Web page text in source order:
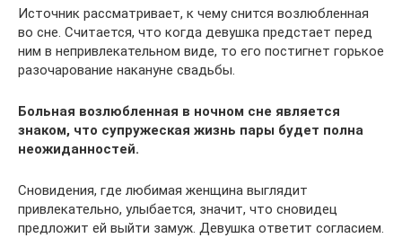
Источник рассматривает, к чему снится возлюбленная
во сне. Считается, что когда девушка предстает перед
ним в непривлекательном виде, то его постигнет горькое
разочарование накануне свадьбы.
Больная возлюбленная в ночном сне является
знаком, что супружеская жизнь пары будет полна
неожиданностей.
Сновидения, где любимая женщина выглядит
привлекательно, улыбается, значит, что сновидец
предложит ей выйти замуж. Девушка ответит согласием.